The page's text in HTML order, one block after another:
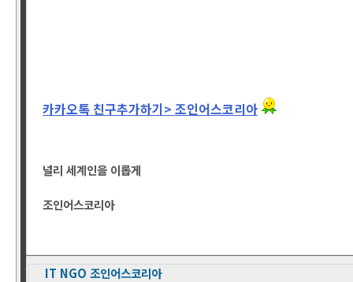
카카오톡 친구추가하기> 조인어스코리아
널리 세계인을 이롭게
조인어스코리아
IT NGO 조인어스코리아